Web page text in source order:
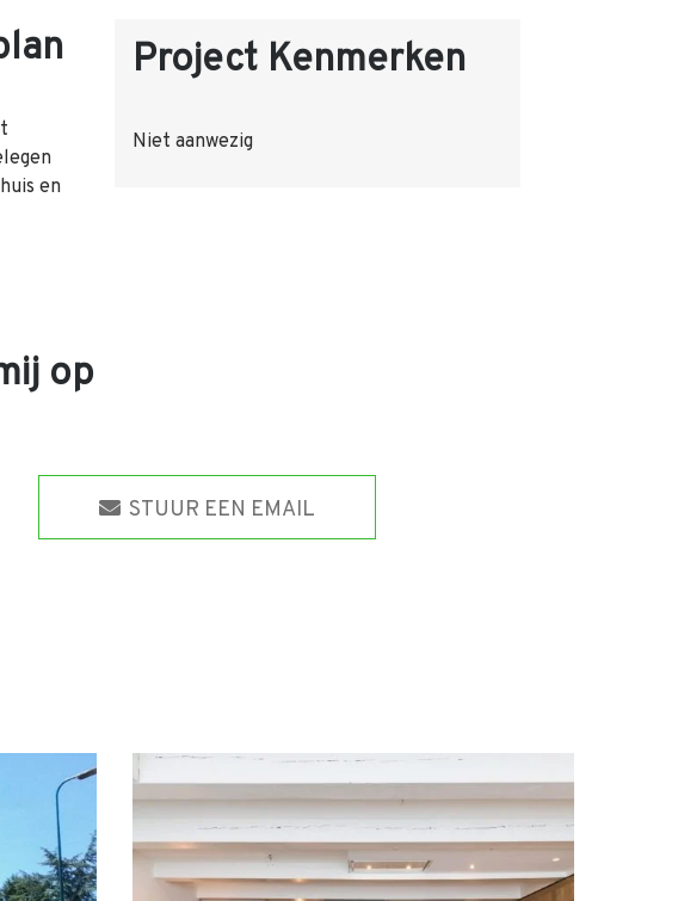
en
Project Kenmerken
Niet aanwezig
op
STUUR EEN EMAIL